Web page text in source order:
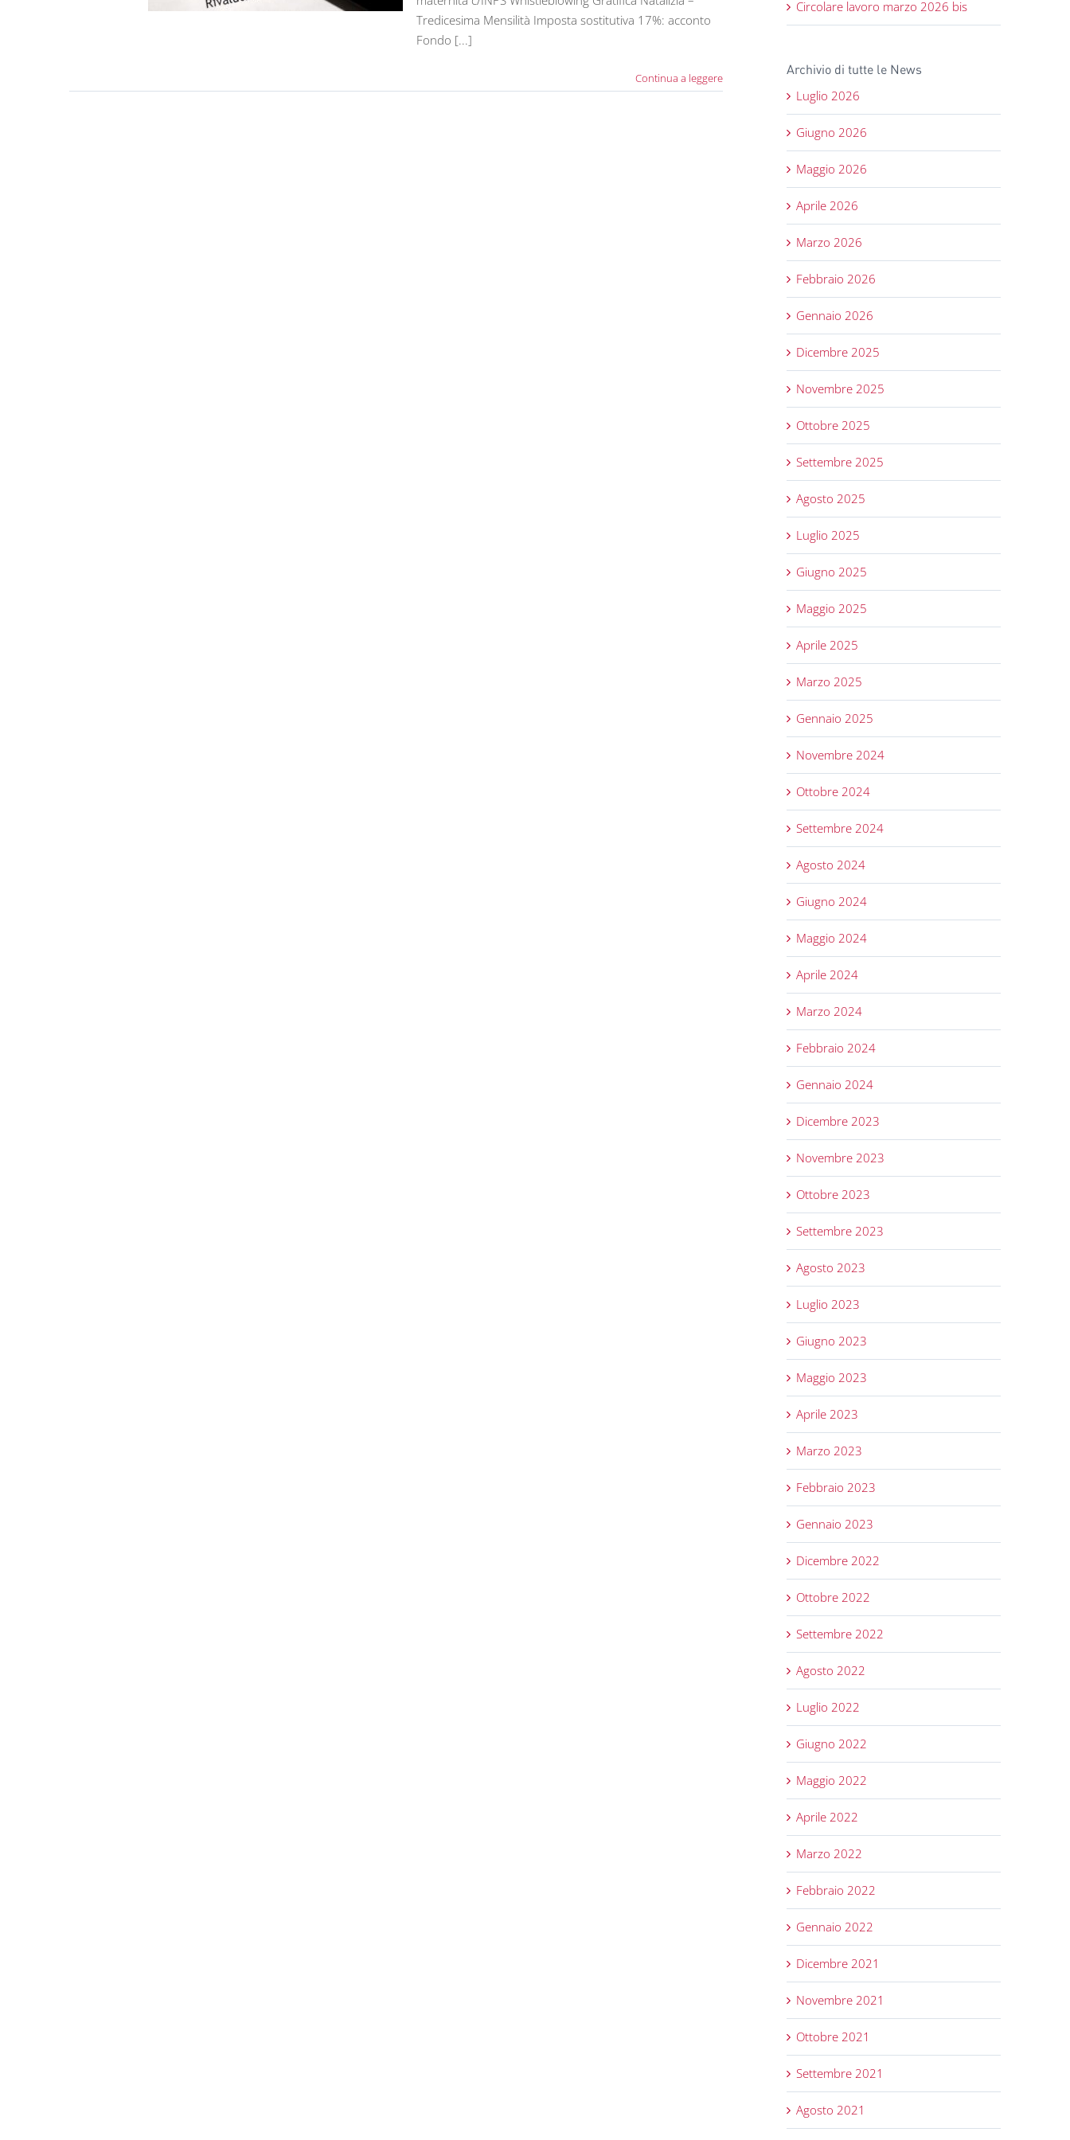
Tredicesima Mensilità Imposta sostitutiva 17%: acconto
Fondo [...]
Continua a leggere
Circolare lavoro marzo 2026 bis
Archivio di tutte le News
Luglio 2026
Giugno 2026
Maggio 2026
Aprile 2026
Marzo 2026
Febbraio 2026
Gennaio 2026
Dicembre 2025
Novembre 2025
Ottobre 2025
Settembre 2025
Agosto 2025
Luglio 2025
Giugno 2025
Maggio 2025
Aprile 2025
Marzo 2025
Gennaio 2025
Novembre 2024
Ottobre 2024
Settembre 2024
Agosto 2024
Giugno 2024
Maggio 2024
Aprile 2024
Marzo 2024
Febbraio 2024
Gennaio 2024
Dicembre 2023
Novembre 2023
Ottobre 2023
Settembre 2023
Agosto 2023
Luglio 2023
Giugno 2023
Maggio 2023
Aprile 2023
Marzo 2023
Febbraio 2023
Gennaio 2023
Dicembre 2022
Ottobre 2022
Settembre 2022
Agosto 2022
Luglio 2022
Giugno 2022
Maggio 2022
Aprile 2022
Marzo 2022
Febbraio 2022
Gennaio 2022
Dicembre 2021
Novembre 2021
Ottobre 2021
Settembre 2021
Agosto 2021